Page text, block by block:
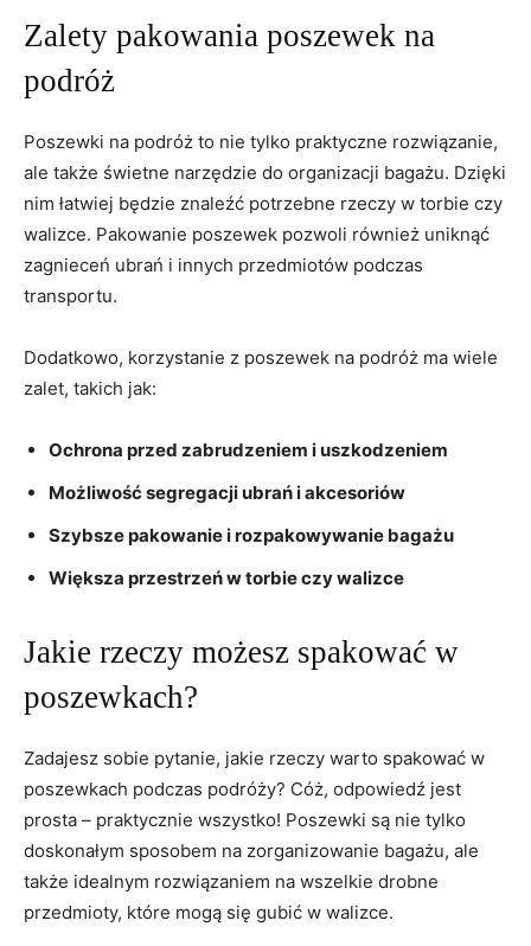
Zalety pakowania poszewek na
podróż
Poszewki na podróż to nie tylko praktyczne rozwiązanie,
ale także świetne⁢ narzędzie ⁤do⁢ organizacji ‌bagażu. Dzięki
nim łatwiej będzie znaleźć potrzebne rzeczy w torbie czy
walizce.‌ Pakowanie‌ poszewek pozwoli również​ uniknąć
zagnieceń ubrań ‌i innych przedmiotów podczas
transportu.
Dodatkowo,​ korzystanie z⁢ poszewek na podróż ma wiele
zalet, takich jak:
Ochrona przed zabrudzeniem i uszkodzeniem
Możliwość ‍segregacji ubrań i akcesoriów
Szybsze pakowanie i rozpakowywanie bagażu
Większa przestrzeń w torbie czy walizce
Jakie rzeczy możesz spakować w
poszewkach?
Zadajesz​ sobie pytanie, jakie rzeczy warto spakować w
poszewkach podczas podróży? Cóż, odpowiedź jest
‍prosta – praktycznie wszystko! Poszewki⁣ są nie tylko
doskonałym sposobem na zorganizowanie bagażu, ale‍
także idealnym rozwiązaniem na wszelkie drobne
przedmioty, które mogą się gubić w walizce.